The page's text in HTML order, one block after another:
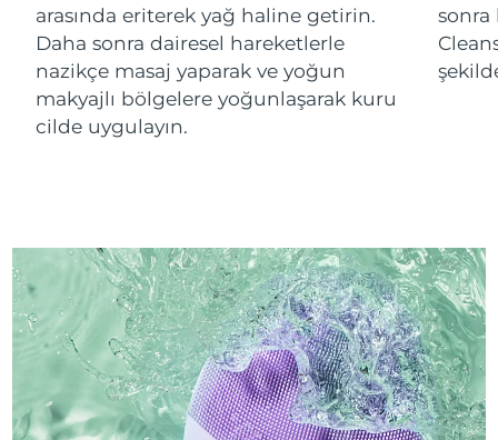
arasında eriterek yağ haline getirin.
Daha sonra dairesel hareketlerle
nazikçe masaj yaparak ve yoğun
makyajlı bölgelere yoğunlaşarak kuru
cilde uygulayın.
sonra